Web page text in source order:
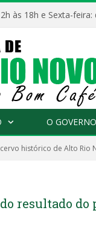
às 18h e Sexta-
O GOVERNO
histórico de Alto Rio
resultado do